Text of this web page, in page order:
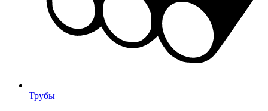
Трубы